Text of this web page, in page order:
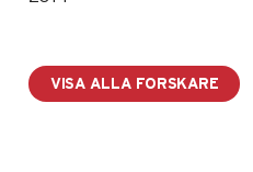
VISA ALLA FORSKARE